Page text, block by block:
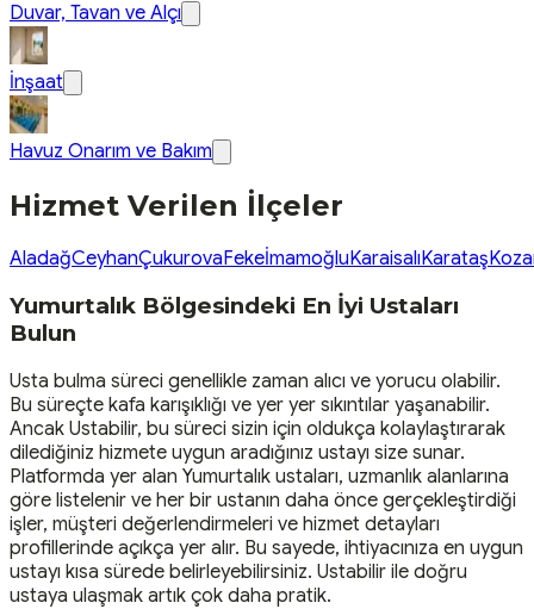
Duvar, Tavan ve Alçı
İnşaat
Havuz Onarım ve Bakım
Hizmet Verilen İlçeler
AladağCeyhanÇukurovaFekeİmamoğluKaraisalıKarataş
Yumurtalık Bölgesindeki En İyi Ustaları
Bulun
Usta bulma süreci genellikle zaman alıcı ve yorucu olabilir.
Bu süreçte kafa karışıklığı ve yer yer sıkıntılar yaşanabilir.
Ancak Ustabilir, bu süreci sizin için oldukça kolaylaştırarak
dilediğiniz hizmete uygun aradığınız ustayı size sunar.
Platformda yer alan Yumurtalık ustaları, uzmanlık alanlarına
göre listelenir ve her bir ustanın daha önce gerçekleştirdiği
işler, müşteri değerlendirmeleri ve hizmet detayları
profillerinde açıkça yer alır. Bu sayede, ihtiyacınıza en uygun
ustayı kısa sürede belirleyebilirsiniz. Ustabilir ile doğru
ustaya ulaşmak artık çok daha pratik.